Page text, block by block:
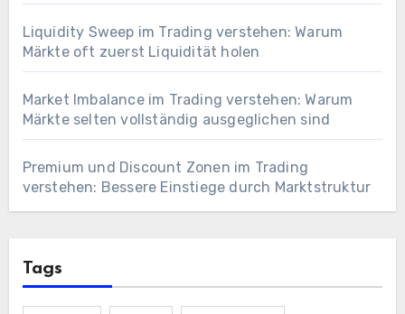
Liquidity Sweep im Trading verstehen: Warum
Märkte oft zuerst Liquidität holen
Market Imbalance im Trading verstehen: Warum
Märkte selten vollständig ausgeglichen sind
Premium und Discount Zonen im Trading
verstehen: Bessere Einstiege durch Marktstruktur
Tags